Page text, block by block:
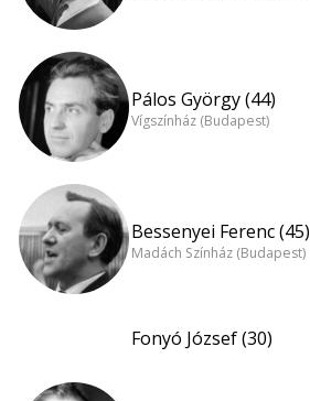
Pálos György (44)
Vígszínház (Budapest)
Bessenyei Ferenc (45)
Madách Színház (Budapest)
Fonyó József (30)